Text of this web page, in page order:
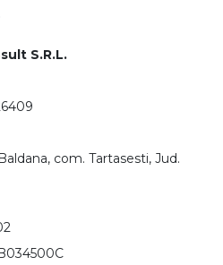
S.R.L.
com. Tartasesti, Jud.